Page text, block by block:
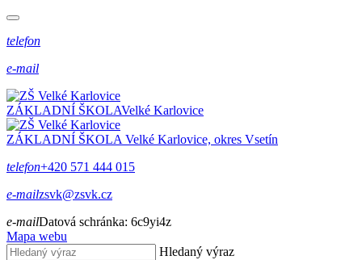
telefon
e-mail
ZÁKLADNÍ ŠKOLAVelké Karlovice
ZÁKLADNÍ ŠKOLA Velké Karlovice, okres Vsetín
telefon+420 571 444 015
e-mailzsvk@zsvk.cz
e-mailDatová schránka: 6c9yi4z
Mapa webu
Hledaný výraz